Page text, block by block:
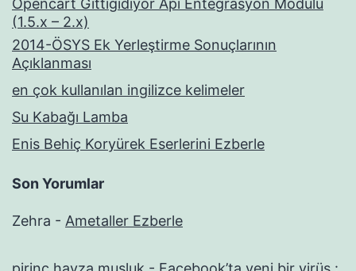
Opencart Gittigidiyor Api Entegrasyon Modülü
(1.5.x – 2.x)
2014-ÖSYS Ek Yerleştirme Sonuçlarının
Açıklanması
en çok kullanılan ingilizce kelimeler
Su Kabağı Lamba
Enis Behiç Koryürek Eserlerini Ezberle
Son Yorumlar
Zehra - Ametaller Ezberle